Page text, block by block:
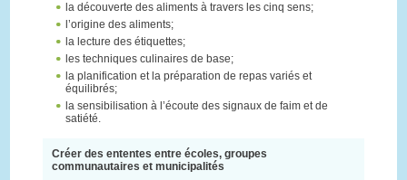
la découverte des aliments à travers les cinq sens;
l’origine des aliments;
la lecture des étiquettes;
les techniques culinaires de base;
la planification et la préparation de repas variés et
équilibrés;
la sensibilisation à l’écoute des signaux de faim et de
satiété.
Créer des ententes entre écoles, groupes
communautaires et municipalités